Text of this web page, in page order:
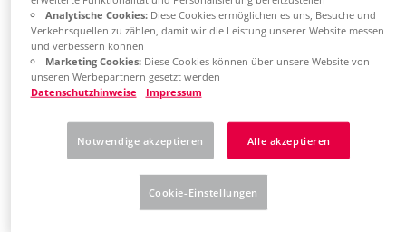
Croatia
HR
Czech Republic
CZ
Denmark
DK
FI
France
fr
Analytische Cookies:Diese Cookies ermöglichen es uns, Besuche und
Verkehrsquellen zu zählen, damit wir die Leistung unserer Website messen
und verbessern können
Marketing Cookies:Diese Cookies können über unsere Website von
unseren Werbepartnern gesetzt werden
Datenschutzhinweise
Impressum
Notwendige akzeptieren Alle akzeptieren
Cookie-Einstellungen